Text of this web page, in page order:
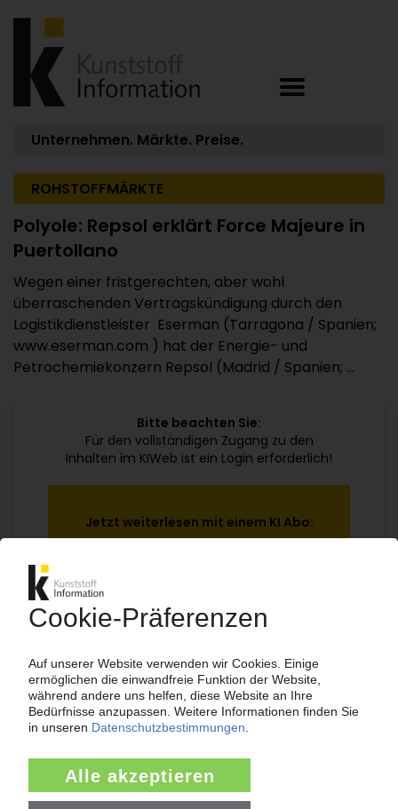
Unternehmen. Märkte. Preise.
ROHSTOFFMÄRKTE
Polyole: Repsol erklärt Force Majeure in
Puertollano
Wegen einer fristgerechten, aber wohl
überraschenden Vertragskündigung durch den
Logistikdienstleister Eserman (Tarragona / Spanien;
www.eserman.com ) hat der Energie- und
Petrochemiekonzern Repsol (Madrid / Spanien; ...
Bitte beachten Sie:
Für den vollständigen Zugang zu den
Inhalten im KIWeb ist ein Login erforderlich!
Jetzt weiterlesen mit einem KI Abo:
jährlich kündbar
99€
Jetzt kostenlos testen
anmelden!